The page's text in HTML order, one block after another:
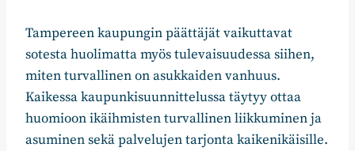
Tampereen kaupungin päättäjät vaikuttavat
sotesta huolimatta myös tulevaisuudessa siihen,
miten turvallinen on asukkaiden vanhuus.
Kaikessa kaupunkisuunnittelussa täytyy ottaa
huomioon ikäihmisten turvallinen liikkuminen ja
asuminen sekä palvelujen tarjonta kaikenikäisille.